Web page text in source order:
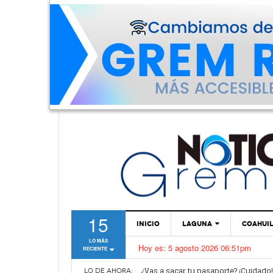
15
LO MÁS
RECIENTE
INICIO LAGUNA
TORREÓN
GÓMEZ PALACIO
Hoy es: 5 agosto 2026 06:51pm
LO DE AHORA:
Van por mejoras al sistema de